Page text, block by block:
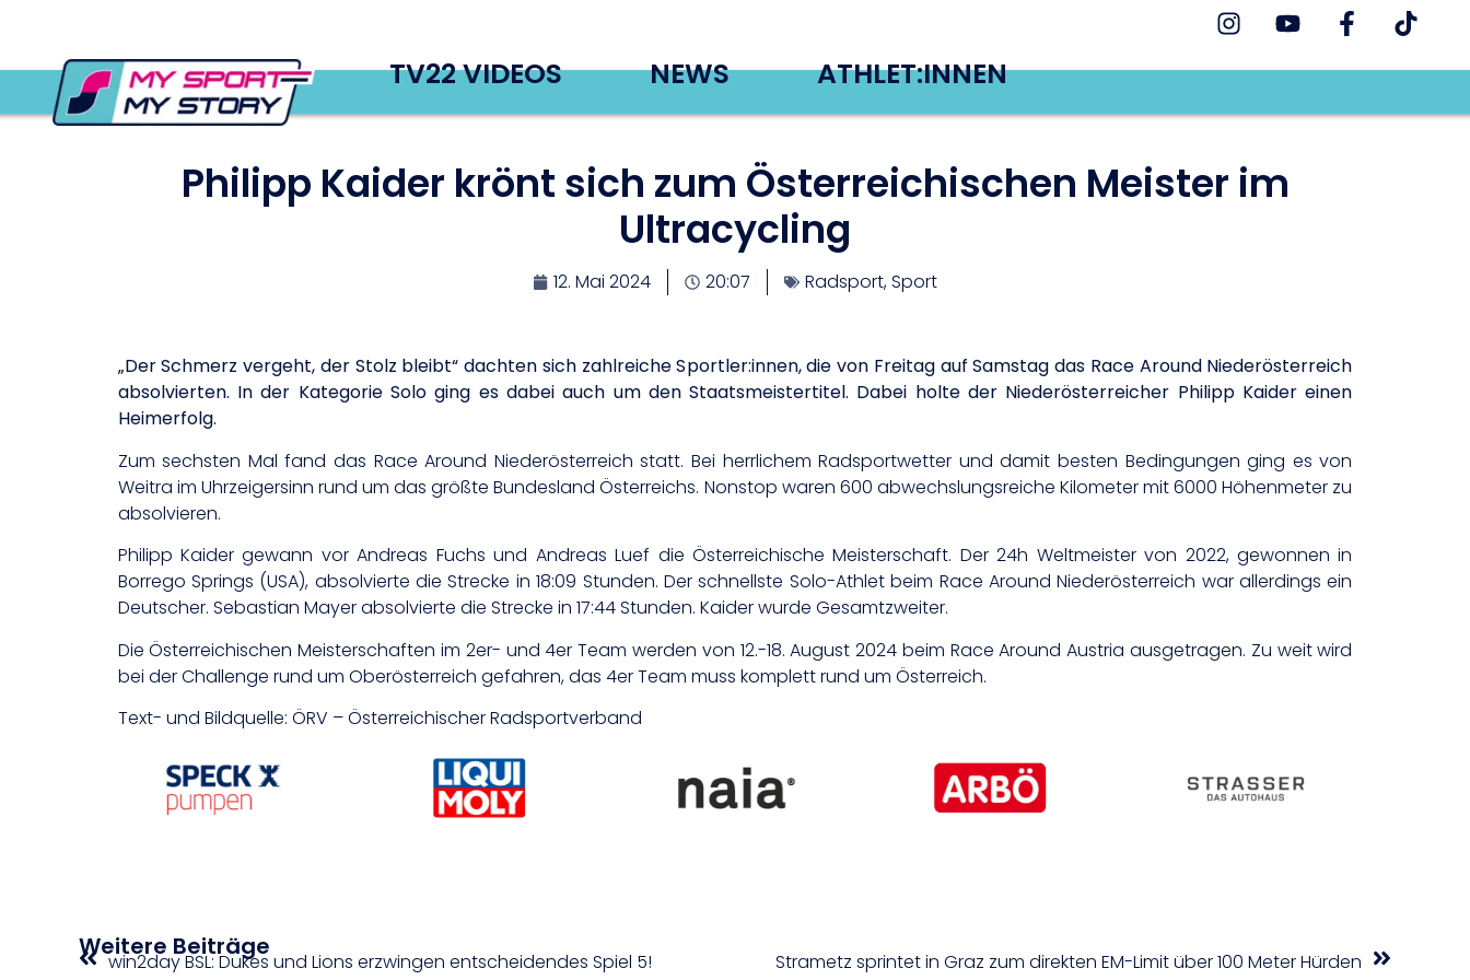
TV22 VIDEOS NEWS ATHLET:INNEN
Philipp Kaider krönt sich zum Österreichischen Meister im
Ultracycling
12. Mai 2024 20:07 Radsport,Sport
„Der Schmerz vergeht, der Stolz bleibt“ dachten sich zahlreiche Sportler:innen, die von Freitag auf Samstag das Race Around Niederösterreich
absolvierten. In der Kategorie Solo ging es dabei auch um den Staatsmeistertitel. Dabei holte der Niederösterreicher Philipp Kaider einen
Heimerfolg.
Zum sechsten Mal fand das Race Around Niederösterreich statt. Bei herrlichem Radsportwetter und damit besten Bedingungen ging es von
Weitra im Uhrzeigersinn rund um das größte Bundesland Österreichs. Nonstop waren 600 abwechslungsreiche Kilometer mit 6000 Höhenmeter zu
absolvieren.
Philipp Kaider gewann vor Andreas Fuchs und Andreas Luef die Österreichische Meisterschaft. Der 24h Weltmeister von 2022, gewonnen in
Borrego Springs (USA), absolvierte die Strecke in 18:09 Stunden. Der schnellste Solo-Athlet beim Race Around Niederösterreich war allerdings ein
Deutscher. Sebastian Mayer absolvierte die Strecke in 17:44 Stunden. Kaider wurde Gesamtzweiter.
Die Österreichischen Meisterschaften im 2er- und 4er Team werden von 12.-18. August 2024 beim Race Around Austria ausgetragen. Zu weit wird
bei der Challenge rund um Oberösterreich gefahren, das 4er Team muss komplett rund um Österreich.
Text- und Bildquelle: ÖRV – Österreichischer Radsportverband
Weitere Beiträge
win2day BSL: Dukes und Lions erzwingen entscheidendes Spiel 5! Strametz sprintet in Graz zum direkten EM-Limit über 100 Meter Hürden